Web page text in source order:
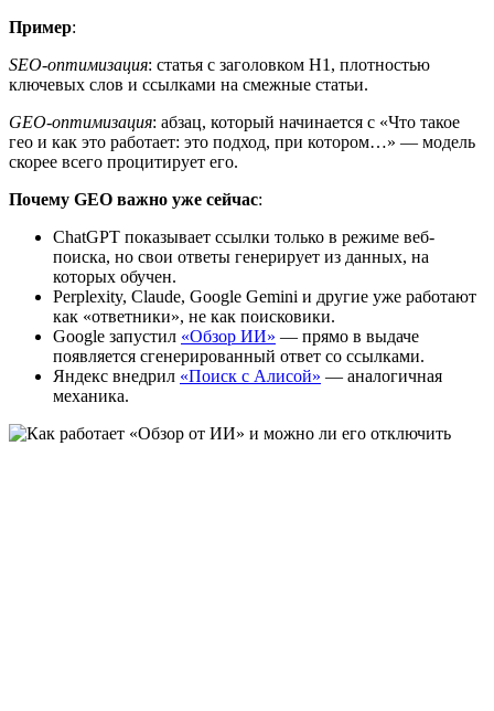
Пример:
SEO-оптимизация: статья с заголовком H1, плотностью
ключевых слов и ссылками на смежные статьи.
GEO-оптимизация: абзац, который начинается с «Что такое
гео и как это работает: это подход, при котором…» — модель
скорее всего процитирует его.
Почему GEO важно уже сейчас:
ChatGPT показывает ссылки только в режиме веб-
поиска, но свои ответы генерирует из данных, на
которых обучен.
Perplexity, Claude, Google Gemini и другие уже работают
как «ответники», не как поисковики.
Google запустил «Обзор ИИ» — прямо в выдаче
появляется сгенерированный ответ со ссылками.
Яндекс внедрил «Поиск с Алисой» — аналогичная
механика.